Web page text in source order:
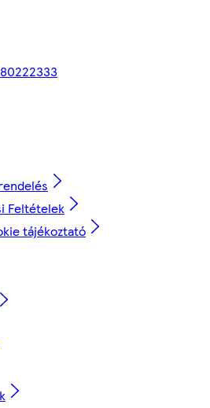
Feltételek
tájékoztató